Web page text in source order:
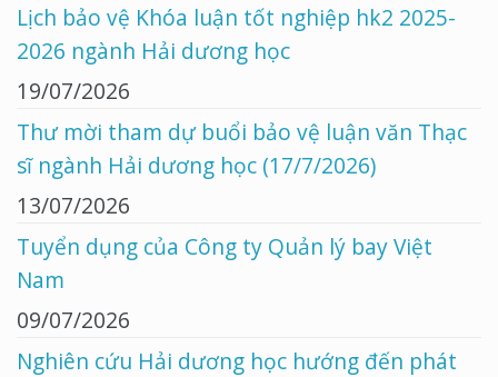
Lịch bảo vệ Khóa luận tốt nghiệp hk2 2025-
2026 ngành Hải dương học
19/07/2026
Thư mời tham dự buổi bảo vệ luận văn Thạc
sĩ ngành Hải dương học (17/7/2026)
13/07/2026
Tuyển dụng của Công ty Quản lý bay Việt
Nam
09/07/2026
Nghiên cứu Hải dương học hướng đến phát